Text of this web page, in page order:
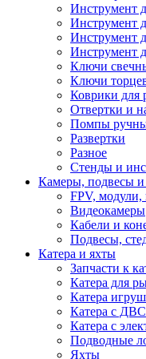
Инструмент
Инструмент
Инструмент
Инструмент
Ключи
Ключи
Коврики для
Отвертки и
Помпы
Развертки
Разное
Стенды и
Камеры, подвесы
FPV, модули,
Видеокамеры
Кабели и
Подвесы,
Катера и яхты
Запчасти к
Катера для
Катера
Катера с ДВС
Катера с
Подводные
Яхты